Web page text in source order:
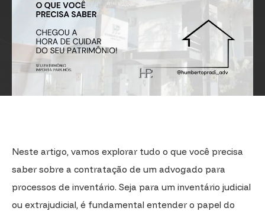
Neste artigo, vamos explorar tudo o que você precisa
saber sobre a contratação de um advogado para
processos de inventário. Seja para um inventário judicial
ou extrajudicial, é fundamental entender o papel do